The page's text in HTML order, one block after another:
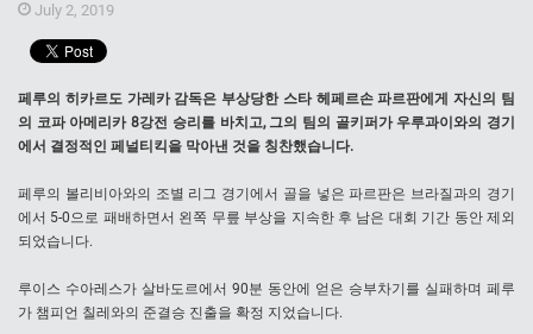
July 2, 2019
페루의 히카르도 가레카 감독은 부상당한 스타 헤페르손 파르판에게 자신의 팀
의 코파 아메리카 8강전 승리를 바치고, 그의 팀의 골키퍼가 우루과이와의 경기
에서 결정적인 페널티킥을 막아낸 것을 칭찬했습니다.
페루의 볼리비아와의 조별 리그 경기에서 골을 넣은 파르판은 브라질과의 경기
에서 5-0으로 패배하면서 왼쪽 무릎 부상을 지속한 후 남은 대회 기간 동안 제외
되었습니다.
루이스 수아레스가 살바도르에서 90분 동안에 얻은 승부차기를 실패하며 페루
가 챔피언 칠레와의 준결승 진출을 확정 지었습니다.